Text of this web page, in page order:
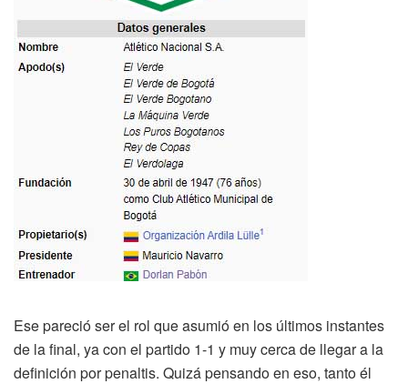
Ese pareció ser el rol que asumió en los últimos instantes
de la final, ya con el partido 1-1 y muy cerca de llegar a la
definición por penaltis. Quizá pensando en eso, tanto él